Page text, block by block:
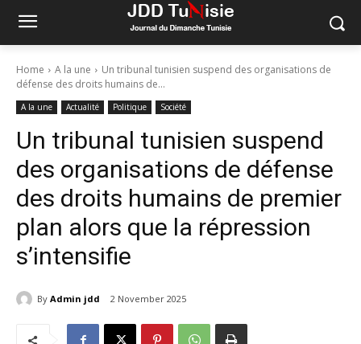
Home A la une
Un tribunal tunisien suspend des organisations de
défense des droits humains de...
A la une Actualité Politique Société
Un tribunal tunisien suspend
des organisations de défense
des droits humains de premier
plan alors que la répression
s’intensifie
By Admin jdd 2 November 2025